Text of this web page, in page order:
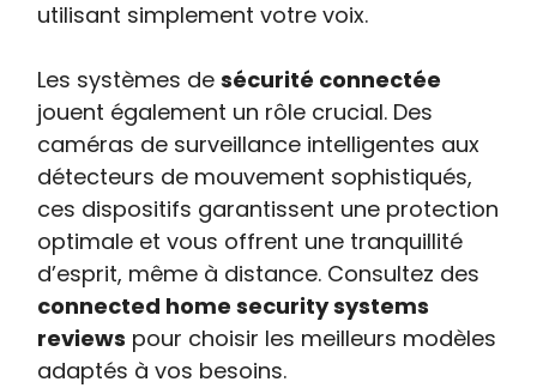
utilisant simplement votre voix.
Les systèmes desécurité connectée
jouent également un rôle crucial. Des
caméras de surveillance intelligentes aux
détecteurs de mouvement sophistiqués,
ces dispositifs garantissent une protection
optimale et vous offrent une tranquillité
d’esprit, même à distance. Consultez des
connected home security systems
reviews pour choisir les meilleurs modèles
adaptés à vos besoins.